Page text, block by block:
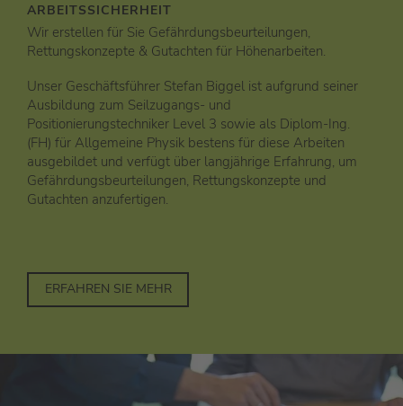
ARBEITSSICHERHEIT
Wir erstellen für Sie Gefährdungsbeurteilungen,
Rettungskonzepte & Gutachten für Höhenarbeiten.
Unser Geschäftsführer Stefan Biggel ist aufgrund seiner
Ausbildung zum Seilzugangs- und
Positionierungstechniker Level 3 sowie als Diplom-Ing.
(FH) für Allgemeine Physik bestens für diese Arbeiten
ausgebildet und verfügt über langjährige Erfahrung, um
Gefährdungsbeurteilungen, Rettungskonzepte und
Gutachten anzufertigen.
ERFAHREN SIE MEHR